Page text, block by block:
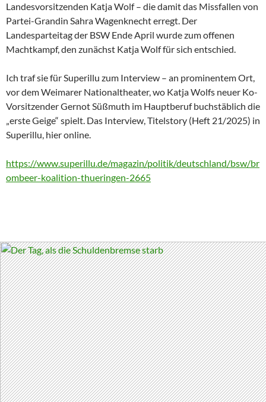
Landesvorsitzenden Katja Wolf – die damit das Missfallen von
Partei-Grandin Sahra Wagenknecht erregt. Der
Landesparteitag der BSW Ende April wurde zum offenen
Machtkampf, den zunächst Katja Wolf für sich entschied.
Ich traf sie für Superillu zum Interview – an prominentem Ort,
vor dem Weimarer Nationaltheater, wo Katja Wolfs neuer Ko-
Vorsitzender Gernot Süßmuth im Hauptberuf buchstäblich die
„erste Geige“ spielt. Das Interview, Titelstory (Heft 21/2025) in
Superillu, hier online.
https://www.superillu.de/magazin/politik/deutschland/bsw/br
ombeer-koalition-thueringen-2665